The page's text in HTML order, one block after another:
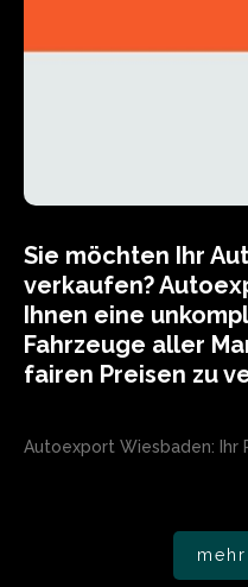
Sie möchten Ihr
verkaufen?
Ihnen eine
Fahrzeuge aller
fairen Preisen zu
Autoexport Wiesbaden: Ihr